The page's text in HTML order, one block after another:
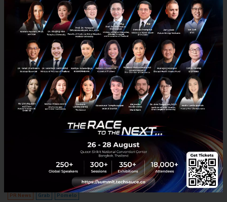
แอป Pomelo และ Facebook ในวันจันทร์ที่ 28 ธันวาคม
เวลา 19:00 น. พร้อมกิจกรรม Giveaway สุดพิเศษบนโซ
เชียลมีเดียและช่องทางไลฟ์สตรีม เพื่อให้แฟนๆ ของทั้ง
สองแบรนด์ได้มีโอกาสลุ้นรับไอเท็มสุดลิมิเต็ดจากคอลเลก
“Pomelo X Grab Capsule Collection” จะวางจำหน่าย
เฉพาะทางออนไลน์ที่เว็บไซต์ Pomelofashion.com และ
บนแอป Pomelo ตั้งแต่วันที่ 28 ธันวาคมเป็นต้นไป ทั้งใน
ประเทศไทย สิงคโปร์และมาเลเซีย โดยเครื่องประดับและ
เสื้อยืดมีราคาเริ่มต้นตั้งแต่ 290 - 390 บาทและเสื้อแจ็ค
เก็ตหนังราคา 2,490 บาท
PR News Grab Pomelo